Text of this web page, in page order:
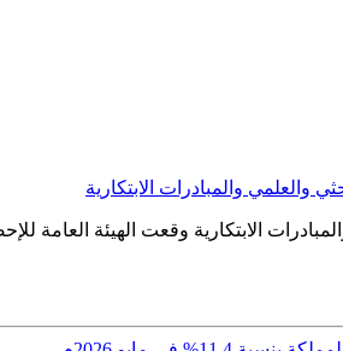
والعلمي والمبادرات الابتكارية
الابتكارية وقعت الهيئة